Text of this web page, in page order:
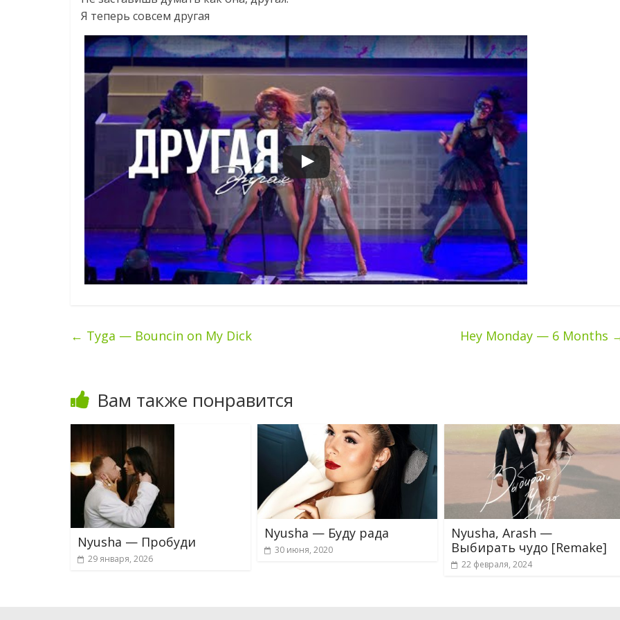
Я теперь совсем другая
← Tyga — Bouncin on My Dick Hey Monday — 6 Months
Вам также понравится
Nyusha — Пробуди
29 января, 2026
Nyusha — Буду рада
30 июня, 2020
Nyusha, Arash —
Выбирать чудо [Remake]
22 февраля, 2024